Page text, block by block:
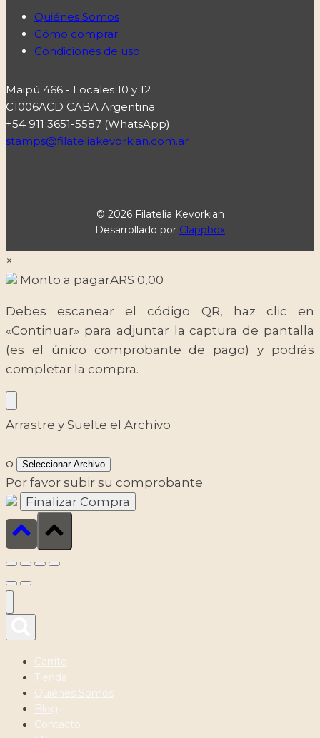
Quiénes Somos
Cómo comprar
Condiciones de uso
Maipú 466 - Locales 10 y 12
C1006ACD CABA Argentina
+54 911 3651-5587 (WhatsApp)
stamps@filateliakevorkian.com.ar
© 2026 Filatelia Kevorkian
Desarrollado por Clappbox
×
Monto a pagarARS 0,00
Debes escanear el código QR, haz clic en
«Continuar» para adjuntar la captura de pantalla
(es el único comprobante de pago) y podrás
completar la compra.
Arrastre y Suelte el Archivo
o Seleccionar Archivo
Por favor subir su comprobante
Carrito
Tienda
Quiénes Somos
Blog
Contacto